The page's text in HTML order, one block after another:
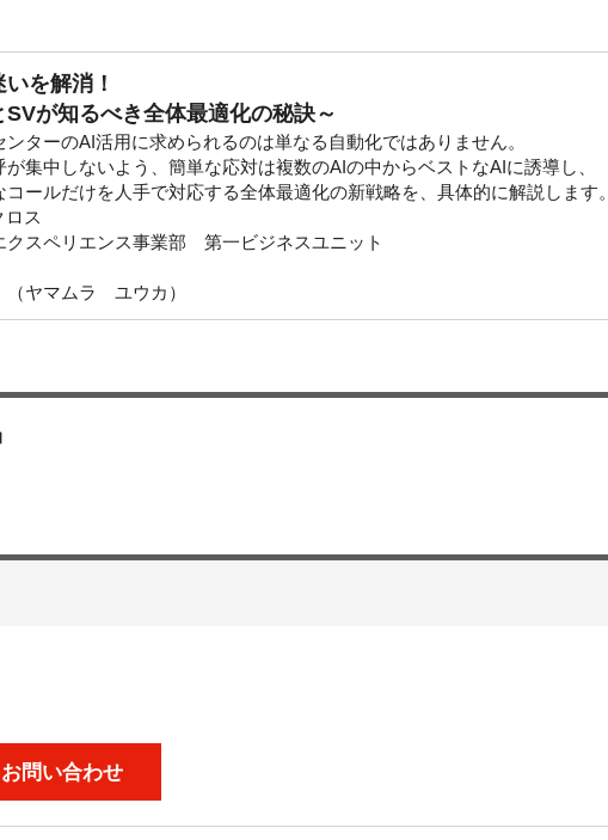
を解消！
SVが知るべき全体最適化の秘訣～
ンターのAI活用に求められるのは単なる自動化ではありません。
が集中しないよう、簡単な応対は複数のAIの中からベストなAIに誘導し、
コールだけを人手で対応する全体最適化の新戦略を、具体的に解説します。
ロス
クスペリエンス事業部 第一ビジネスユニット
ヤマムラ ユウカ）
問い合わせ